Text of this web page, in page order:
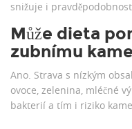
snižuje i
Může dieta
zubnímu
Ano. Strava s nízkým
ovoce, zelenina, mléčné
bakterií a tím i riziko